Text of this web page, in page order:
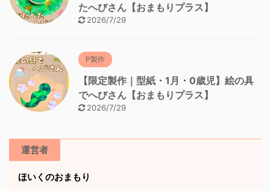
たへびさん【おまもりプラス】
2026/7/29
P製作
【限定製作｜型紙・1月・0歳児】絵の具
でへびさん【おまもりプラス】
2026/7/29
運営者
ほいくのおまもり